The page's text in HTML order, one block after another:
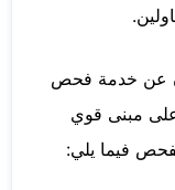
عن خدمة فحص
مبنى قوي
فيما يلي: